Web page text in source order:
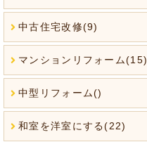
中古住宅改修(9)
マンションリフォーム(15)
中型リフォーム()
和室を洋室にする(22)